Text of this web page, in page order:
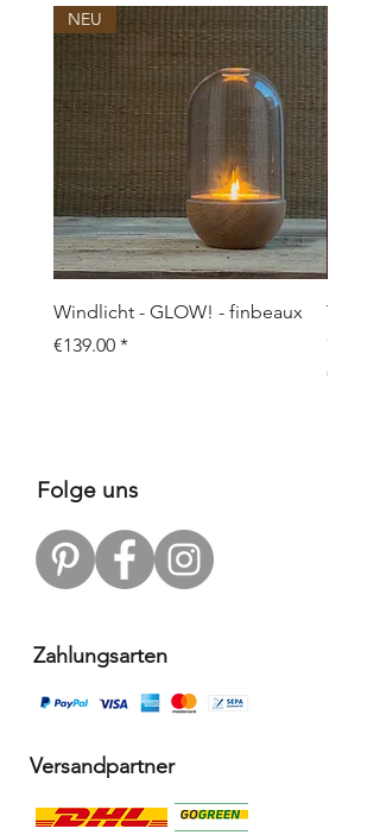
NEU
Windlicht - GLOW! - finbeaux
Price
€139.00
Topf/
Price
€109.00
Folge uns
Zahlungsarten
Versandpartner